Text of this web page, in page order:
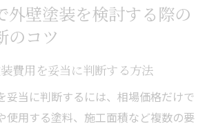
外壁塗装を検討する際の
のコツ
費用を妥当に判断する方法
妥当に判断するには、相場価格だけで
使用する塗料、施工面積など複数の要